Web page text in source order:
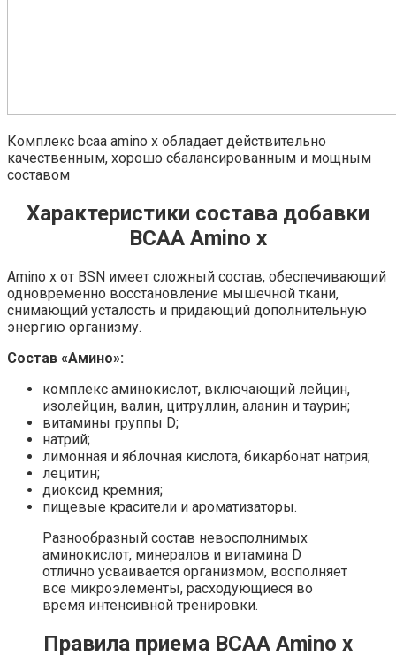
Комплекс bcaa amino x обладает действительно
качественным, хорошо сбалансированным и мощным
составом
Характеристики состава добавки
BCAA Amino x
Аmino x от BSN имеет сложный состав, обеспечивающий
одновременно восстановление мышечной ткани,
снимающий усталость и придающий дополнительную
энергию организму.
Состав «Амино»:
комплекс аминокислот, включающий лейцин,
изолейцин, валин, цитруллин, аланин и таурин;
витамины группы D;
натрий;
лимонная и яблочная кислота, бикарбонат натрия;
лецитин;
диоксид кремния;
пищевые красители и ароматизаторы.
Разнообразный состав невосполнимых
аминокислот, минералов и витамина D
отлично усваивается организмом, восполняет
все микроэлементы, расходующиеся во
время интенсивной тренировки.
Правила приема BCAA Amino x